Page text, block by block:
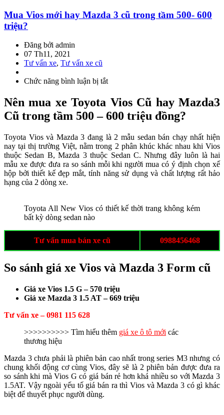
Mua Vios mới hay Mazda 3 cũ trong tầm 500- 600
triệu?
Đăng bởi admin
07 Th11, 2021
Tư vấn xe, Tư vấn xe cũ
Chức năng bình luận bị tắtở
Vios
mới
hay
3
cũ
trong
tầm
500-
600
Nên mua xe Toyota Vios Cũ hay Mazda3
Cũ trong tầm 500 – 600 triệu đồng?
Toyota Vios và Mazda 3 đang là 2 mẫu sedan bán chạy nhất hiện
nay tại thị trường Việt, nằm trong 2 phân khúc khác nhau khi Vios
thuộc Sedan B, Mazda 3 thuộc Sedan C. Nhưng đây luôn là hai
mẫu xe được đưa ra so sánh mỗi khi người mua có ý định chọn xế
hộp bởi thiết kế đẹp mắt, tính năng sử dụng và chất lượng rất hảo
hạng của 2 dòng xe.
Toyota All New Vios có thiết kế thời trang không kém
bất kỳ dòng sedan nào
Tư vấn mua bán xe cũ 0988456468
So sánh giá xe Vios và Mazda 3 Form cũ
Giá xe Vios 1.5 G – 570 triệu
Giá xe Mazda 3 1.5 AT – 669 triệu
Tư vấn xe – 0981 115 628
>>>>>>>>>> Tìm hiểu thêm giá xe ô tô mới các
thương hiệu
Mazda 3 chưa phải là phiên bản cao nhất trong series M3 nhưng có
chung khối động cơ cùng Vios, đây sẽ là 2 phiên bản được đưa ra
so sánh khi mà Vios G có giá bán rẻ hơn khá nhiều so với Mazda 3
1.5AT. Vậy ngoài yếu tố giá bán ra thì Vios và Mazda 3 có gì khác
biệt để thuyết phục người dùng.